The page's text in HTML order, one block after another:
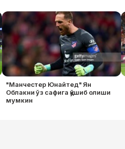
"Манчестер Юнайтед" Ян
Облакни ўз сафига қўшиб олиши
мумкин